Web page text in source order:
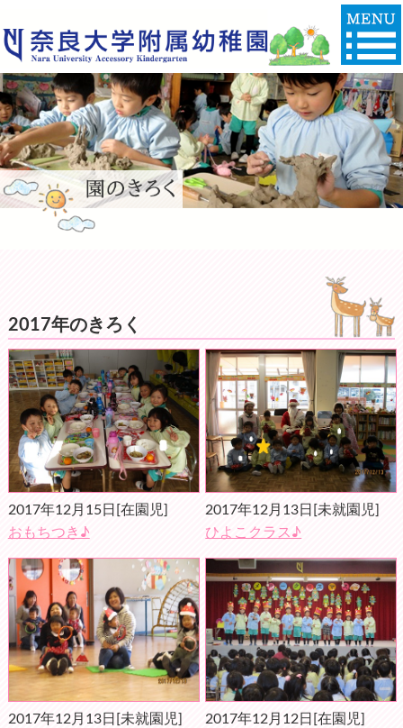
2017年のきろく
2017年12月15日 [在園児]
おもちつき♪
2017年12月13日 [未就園児]
ひよこクラス♪
2017年12月13日 [未就園児]
2017年12月12日 [在園児]